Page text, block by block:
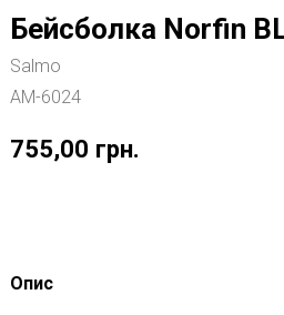
Бейсболка Norfin
Salmo
AM-6024
755,00 грн.
Опис